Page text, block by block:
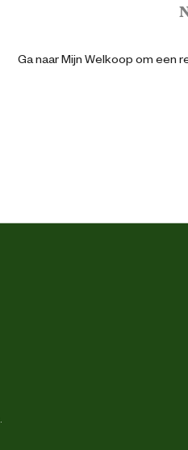
Ga naar Mijn Welkoop om een